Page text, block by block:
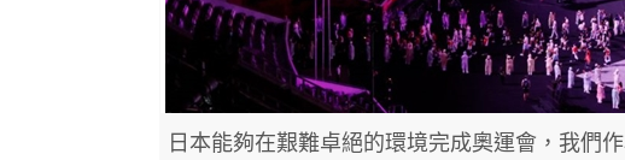
日本能夠在艱難卓絕的環境完成奧運會，我們